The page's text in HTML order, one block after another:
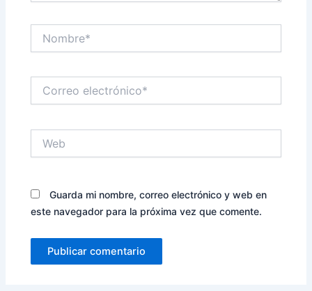
electrónico*
Guarda mi nombre, correo electrónico y web en
este navegador para la próxima vez que comente.